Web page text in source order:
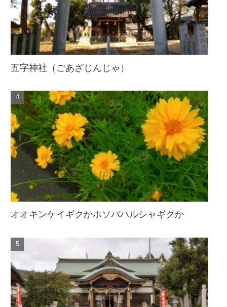
五字神社（ごあざじんじゃ）
オオキンケイギクかホソバハルシャギクか